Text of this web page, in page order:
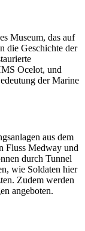
Museum, das auf
die Geschichte der
Ocelot, und
der Marine
aus dem
Fluss Medway und
durch Tunnel
wie Soldaten hier
Zudem werden
angeboten.